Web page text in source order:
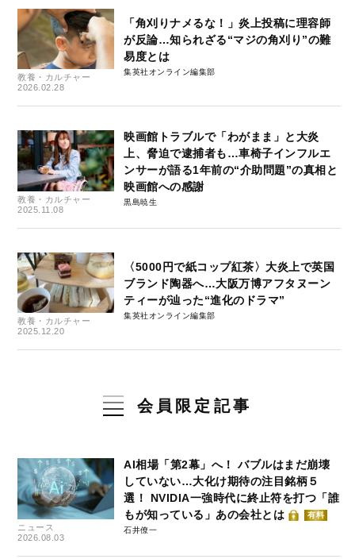
教養・カルチャー
2026.02.28
「角刈りナメるな！」炎上投稿に理容師
が反論…知られざる“マジの角刈り”の難
易度とは
集英社オンライン編集部
教養・カルチャー
2025.11.08
映画館トラブルで「わがまま」と大炎
上、脅迫で逮捕者も…車椅子インフルエ
ンサーが語る1年前の“介助問題”の真相と
映画館への感謝
黒島暁生
教養・カルチャー
2025.12.20
〈5000円で紙コップ紅茶〉大炎上で英国
ブランド陶器へ…大阪万博アフタヌーン
ティーが辿った“進化のドラマ”
集英社オンライン編集部
会員限定記事
ニュース
2026.08.03
AI相場「第2幕」へ！ バブルはまだ崩壊
していない…大化け期待の注目銘柄５
選！ NVIDIA一強時代に終止符を打つ「誰
もが知っている」あの会社とは
有料
石井僚一